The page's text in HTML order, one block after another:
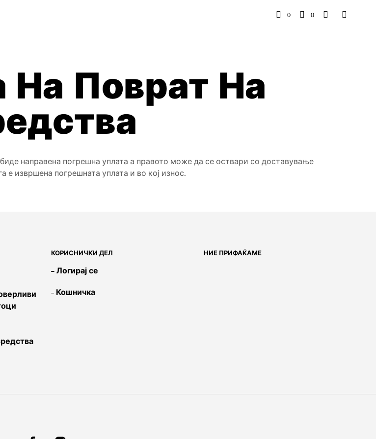
0 0
На Поврат На
направена погрешна уплата а правото може да се оствари со доставување
е извршена погрешната уплата и во кој износ.
КОРИСНИЧКИ ДЕЛ
– Логирај се
– Кошничка
НИЕ ПРИФАЌАМЕ